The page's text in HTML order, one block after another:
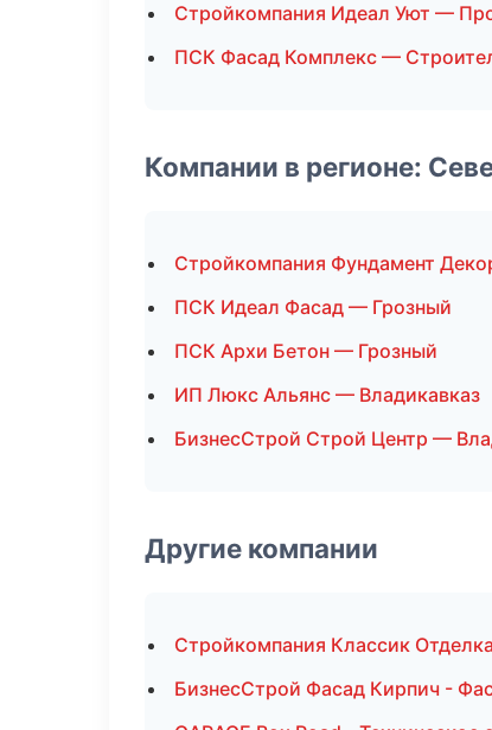
Стройкомпания Идеал Уют —
ПСК Фасад Комплекс —
Компании в регионе:
Стройкомпания Фундамент
ПСК Идеал Фасад — Грозный
ПСК Архи Бетон — Грозный
ИП Люкс Альянс — Владикавказ
БизнесСтрой Строй Центр —
Другие компании
Стройкомпания Классик
БизнесСтрой Фасад Кирпич -